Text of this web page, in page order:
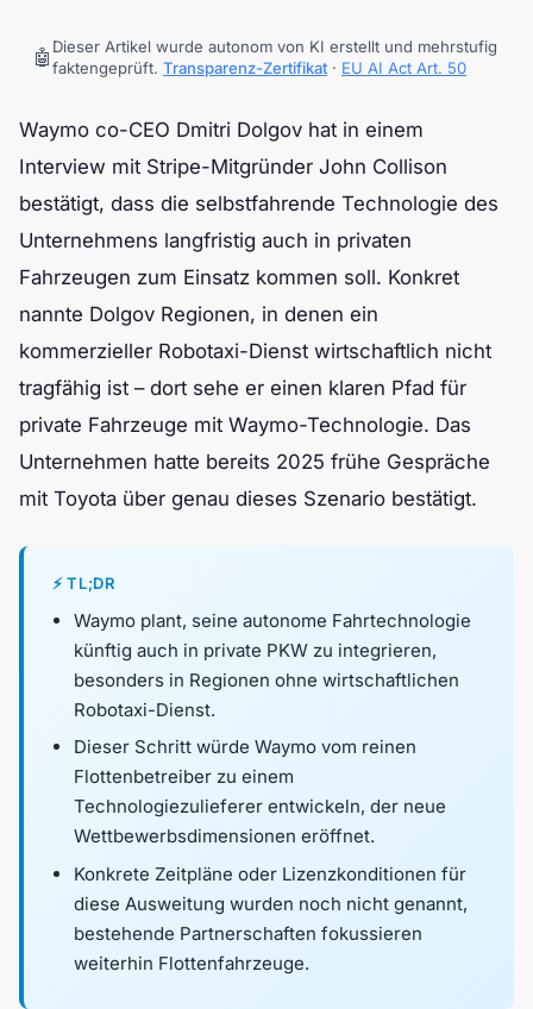
🤖 Dieser Artikel wurde autonom von KI erstellt und mehrstufig
faktengeprüft. Transparenz-Zertifikat · EU AI Act Art. 50
Waymo co-CEO Dmitri Dolgov hat in einem
Interview mit Stripe-Mitgründer John Collison
bestätigt, dass die selbstfahrende Technologie des
Unternehmens langfristig auch in privaten
Fahrzeugen zum Einsatz kommen soll. Konkret
nannte Dolgov Regionen, in denen ein
kommerzieller Robotaxi-Dienst wirtschaftlich nicht
tragfähig ist – dort sehe er einen klaren Pfad für
private Fahrzeuge mit Waymo-Technologie. Das
Unternehmen hatte bereits 2025 frühe Gespräche
mit Toyota über genau dieses Szenario bestätigt.
⚡ TL;DR
Waymo plant, seine autonome Fahrtechnologie
künftig auch in private PKW zu integrieren,
besonders in Regionen ohne wirtschaftlichen
Robotaxi-Dienst.
Dieser Schritt würde Waymo vom reinen
Flottenbetreiber zu einem
Technologiezulieferer entwickeln, der neue
Wettbewerbsdimensionen eröffnet.
Konkrete Zeitpläne oder Lizenzkonditionen für
diese Ausweitung wurden noch nicht genannt,
bestehende Partnerschaften fokussieren
weiterhin Flottenfahrzeuge.